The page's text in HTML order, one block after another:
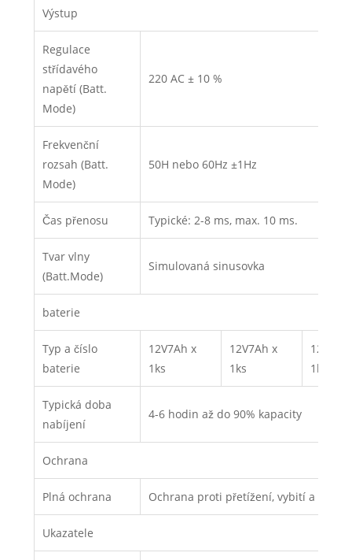
Výstup
Regulace
střídavého
napětí (Batt.
Mode)
220 AC ± 10 %
Frekvenční
rozsah (Batt.
Mode)
50H nebo 60Hz ±1Hz
Čas přenosu Typické: 2-8 ms, max. 10 ms.
Tvar vlny
(Batt.Mode)
Simulovaná sinusovka
baterie
Typ a číslo
baterie
12V7Ah x
1ks
12V7Ah x
1ks
12V
1ks
Typická doba
nabíjení
4-6 hodin až do 90% kapacity
Ochrana
Plná ochrana Ochrana proti přetížení, vybití a přebití
Ukazatele